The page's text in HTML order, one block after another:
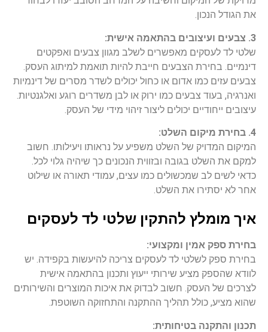
את הגודל הנכון.
3. צבעים ועיצובים בהתאמה אישית:
שלטי לד לעסקים מאפשרים לשלב מגוון צבעים ואפקטים
דינמיים. בחירת הצבעים חייבת להיות תואמת למיתוג העסק.
צבעים עזים כמו אדום או כחול יכולים לשדר מסרים של דינמיות
ואנרגיה, בעוד צבעים כמו ירוק או לבן משדרים רוגע ואלגנטיות.
עיצובים ייחודיים יכולים ליצור זיהוי מידי של העסק.
4. בחירת מיקום השלט:
המיקום המדויק של השלט משפיע על נראותו ויעילותו. חשוב
למקם את השלט בגובה ובזווית הנכונים כך שיהיה גלוי לכל.
כדאי לשים לב שמכשולים כמו עצים, עמודי תאורה או שילוט
אחר לא יסתירו את השלט.
איך מומלץ להתקין שלטי לד לעסקים
בחירת ספק אמין ומקצועי:
בחירת ספק לשלטי לד לעסקים צריכה להיעשות בקפידה. יש
לוודא שהספק מציע שירותי ייעוץ ותכנון בהתאמה אישית
לצרכים של העסק. חשוב לבדוק את איכות המוצרים והשירותים
שהוא מציע, כולל תהליך ההתקנה והתחזוקה השוטפת.
תכנון והתקנה בטיחותית: